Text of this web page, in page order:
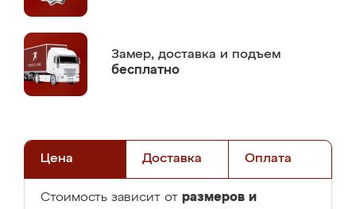
Замер, доставка и подъем
бесплатно
Цена Доставка Оплата
Стоимость зависит от размеров и